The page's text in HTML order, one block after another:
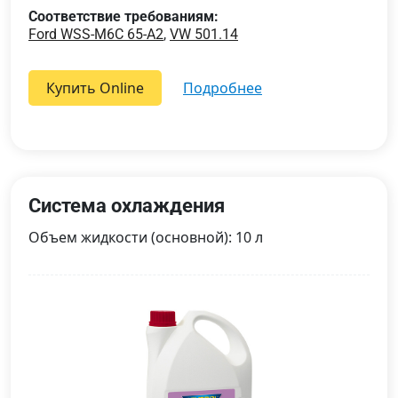
Соответствие требованиям:
Ford WSS-M6C 65-A2, VW 501.14
Купить Online подробнее
Система охлаждения
Объем жидкости (основной): 10 л